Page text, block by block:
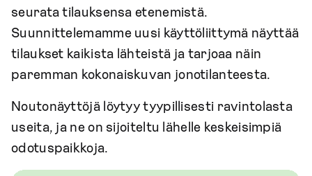
seurata tilauksensa etenemistä.
Suunnittelemamme uusi käyttöliittymä näyttää
tilaukset kaikista lähteistä ja tarjoaa näin
paremman kokonaiskuvan jonotilanteesta.
Noutonäyttöjä löytyy tyypillisesti ravintolasta
useita, ja ne on sijoiteltu lähelle keskeisimpiä
odotuspaikkoja.